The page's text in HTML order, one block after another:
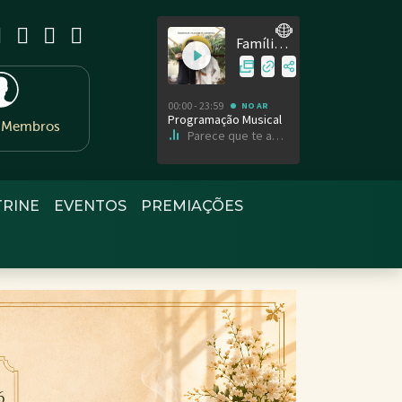
EVENTOS PREMIAÇÕES